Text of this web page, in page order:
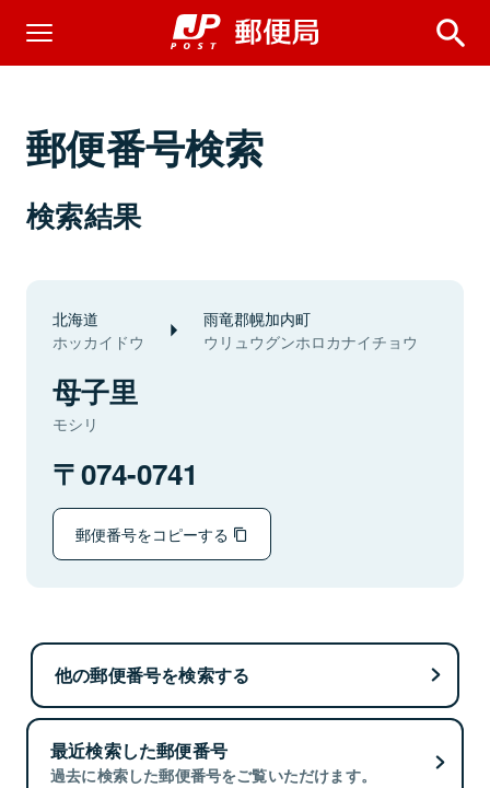
郵便番号検索
検索結果
北海道
ホッカイドウ
雨竜郡幌加内町
ウリュウグンホロカナイチョウ
母子里
モシリ
074-0741
郵便番号をコピーする
他の郵便番号を検索する
最近検索した郵便番号
過去に検索した郵便番号をご覧いただけます。